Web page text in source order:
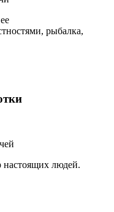
рыбалка,
настоящих людей.